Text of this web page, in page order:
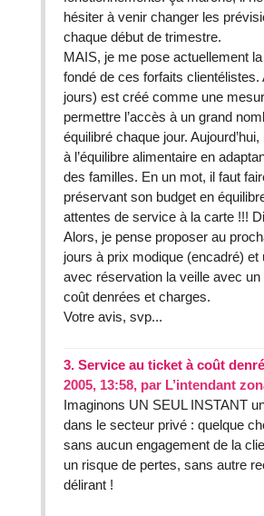
hésiter à venir changer les
chaque début de trimestre.
MAIS, je me pose actuellement
fondé de ces forfaits clientélistes.
jours) est créé comme une
permettre l’accès à un grand
équilibré chaque jour.
à l’équilibre alimentaire en
des familles. En un mot, il faut
préservant son budget en
attentes de service à la carte !!!
Alors, je pense proposer au
jours à prix modique (encadré)
avec réservation la veille avec
coût denrées et charges.
Votre avis, svp...
3. Service au ticket à coût
2005, 13:58, par L’intendant
Imaginons UN SEUL INSTANT
dans le secteur privé : quelque
sans aucun engagement de la
un risque de pertes, sans autre
délirant !